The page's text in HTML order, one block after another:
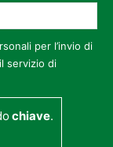
per l’invio di
servizio di
chiave.